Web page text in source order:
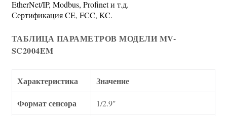
EtherNet/IP, Modbus, Profinet и т.д.
Сертификация CE, FCC, KC.
ТАБЛИЦА ПАРАМЕТРОВ МОДЕЛИ MV-
SC2004EM
Характеристика
Значение
Формат сенсора
1/2.9"